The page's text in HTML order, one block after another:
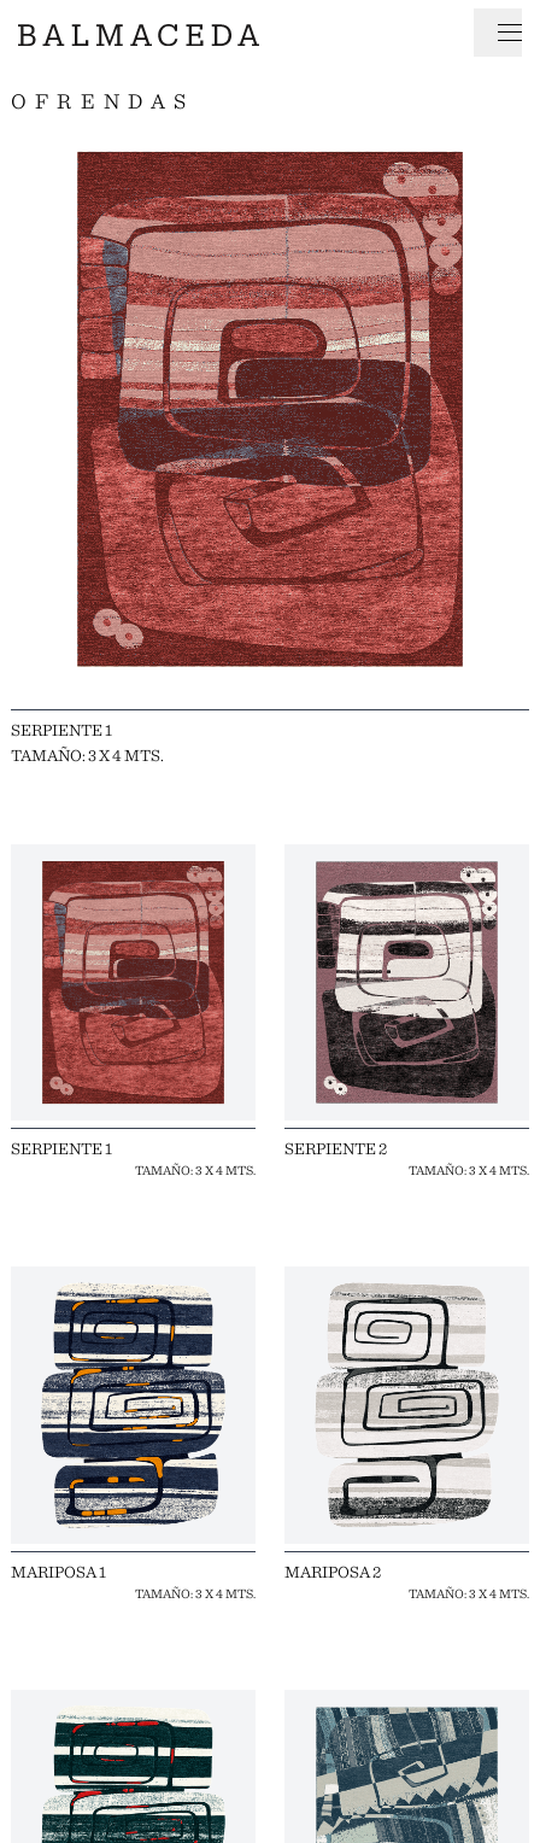
OFRENDAS
SERPIENTE 1
TAMAÑO: 3 X 4 MTS.
SERPIENTE 1
TAMAÑO: 3 X 4 MTS.
SERPIENTE 2
TAMAÑO: 3 X 4 MTS.
MARIPOSA 1
TAMAÑO: 3 X 4 MTS.
MARIPOSA 2
TAMAÑO: 3 X 4 MTS.